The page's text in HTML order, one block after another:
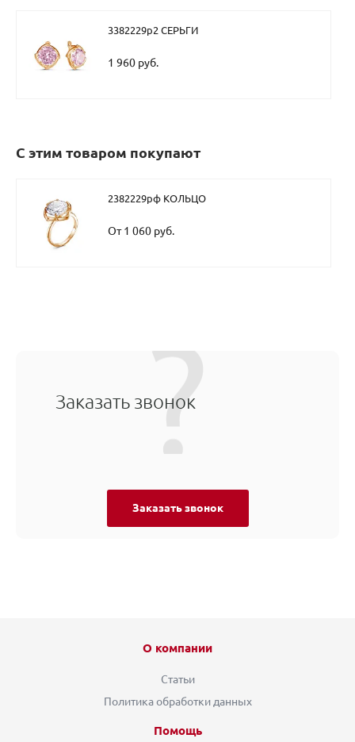
3382229р2 СЕРЬГИ
1 960 руб.
С этим товаром покупают
2382229рф КОЛЬЦО
От 1 060 руб.
Заказать звонок
Заказать звонок
О компании
Статьи
Политика обработки данных
Помощь